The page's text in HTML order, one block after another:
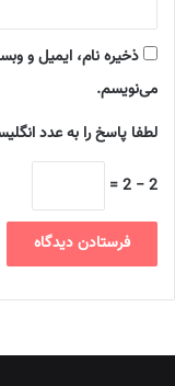
ذخیره نام، ایمیل و
می‌نویسم.
لطفا پاسخ را به عدد
2 − 2 =